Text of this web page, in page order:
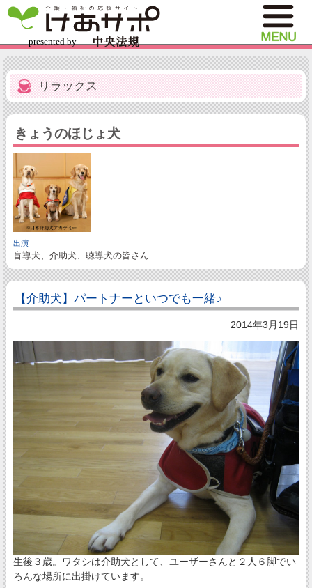
リラックス
きょうのほじょ犬
出演
盲導犬、介助犬、聴導犬の皆さん
【介助犬】パートナーといつでも一緒♪
2014年3月19日
生後３歳。ワタシは介助犬として、ユーザーさんと２人６脚でい
ろんな場所に出掛けています。